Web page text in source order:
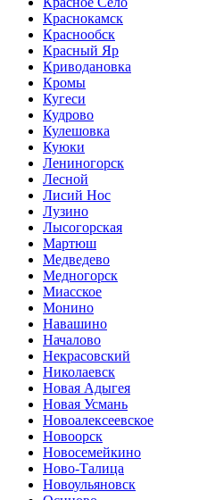
Краснокамск
Краснообск
Красный Яр
Криводановка
Кромы
Кугеси
Кудрово
Кулешовка
Куюки
Лениногорск
Лесной
Лисий Нос
Лузино
Лысогорская
Мартюш
Медведево
Медногорск
Миасское
Монино
Навашино
Началово
Некрасовский
Николаевск
Новая Адыгея
Новая Усмань
Новоалексеевское
Новоорск
Новосемейкино
Ново-Талица
Новоульяновск